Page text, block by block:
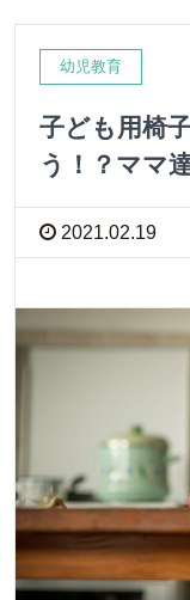
幼児教育
子ども用椅
う！？ママ
2021.02.19